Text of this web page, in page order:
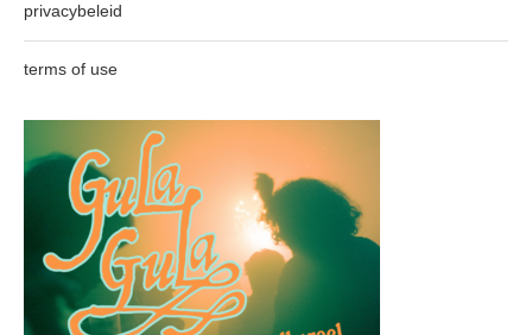
privacybeleid
terms of use